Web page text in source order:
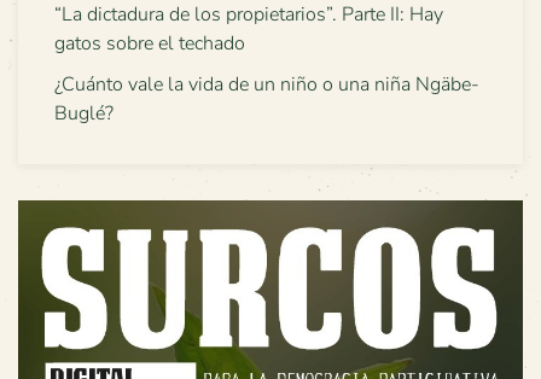
“La dictadura de los propietarios”. Parte II: Hay
gatos sobre el techado
¿Cuánto vale la vida de un niño o una niña Ngäbe-
Buglé?